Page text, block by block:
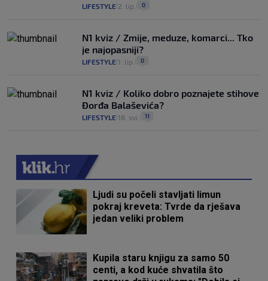
LIFESTYLE 2. lip. 0
N1 kviz / Zmije, meduze, komarci... Tko
je najopasniji?
LIFESTYLE 1. lip. 0
N1 kviz / Koliko dobro poznajete stihove
Đorđa Balaševića?
LIFESTYLE 18. svi. 11
Ljudi su počeli stavljati limun
pokraj kreveta: Tvrde da rješava
jedan veliki problem
Kupila staru knjigu za samo 50
centi, a kod kuće shvatila što